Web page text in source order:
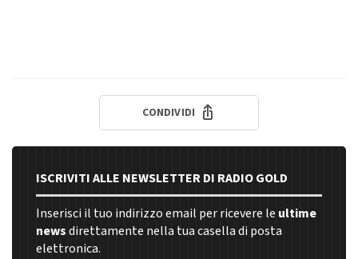
CONDIVIDI
ISCRIVITI ALLE NEWSLETTER DI RADIO GOLD
Inserisci il tuo indirizzo email per ricevere le ultime
newsdirettamente nella tua casella di posta
elettronica.